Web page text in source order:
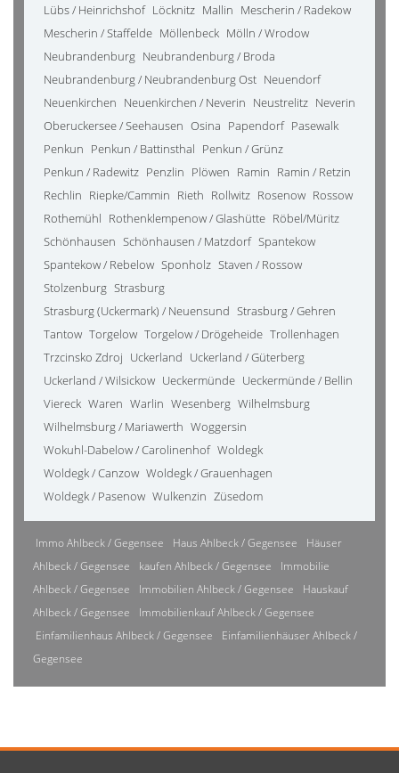
Lübs / Heinrichshof Löcknitz Mallin Mescherin / Radekow
Mescherin / Staffelde Möllenbeck Mölln / Wrodow
Neubrandenburg Neubrandenburg / Broda
Neubrandenburg / Neubrandenburg Ost Neuendorf
Neuenkirchen Neuenkirchen / Neverin Neustrelitz Neverin
Oberuckersee / Seehausen Osina Papendorf Pasewalk
Penkun Penkun / Battinsthal Penkun / Grünz
Penkun / Radewitz Penzlin Plöwen Ramin Ramin / Retzin
Rechlin Riepke/Cammin Rieth Rollwitz Rosenow Rossow
Rothemühl Rothenklempenow / Glashütte Röbel/Müritz
Schönhausen Schönhausen / Matzdorf Spantekow
Spantekow / Rebelow Sponholz Staven / Rossow
Stolzenburg Strasburg
Strasburg (Uckermark) / Neuensund Strasburg / Gehren
Tantow Torgelow Torgelow / Drögeheide Trollenhagen
Trzcinsko Zdroj Uckerland Uckerland / Güterberg
Uckerland / Wilsickow Ueckermünde Ueckermünde / Bellin
Viereck Waren Warlin Wesenberg Wilhelmsburg
Wilhelmsburg / Mariawerth Woggersin
Wokuhl-Dabelow / Carolinenhof Woldegk
Woldegk / Canzow Woldegk / Grauenhagen
Woldegk / Pasenow Wulkenzin Züsedom
Immo Ahlbeck / Gegensee Haus Ahlbeck / Gegensee
Häuser
Ahlbeck / Gegensee
kaufen Ahlbeck / Gegensee
Immobilie
Ahlbeck / Gegensee
Immobilien Ahlbeck / Gegensee
Hauskauf
Ahlbeck / Gegensee
Immobilienkauf Ahlbeck / Gegensee
Einfamilienhaus Ahlbeck / Gegensee
Einfamilienhäuser Ahlbeck /
Gegensee